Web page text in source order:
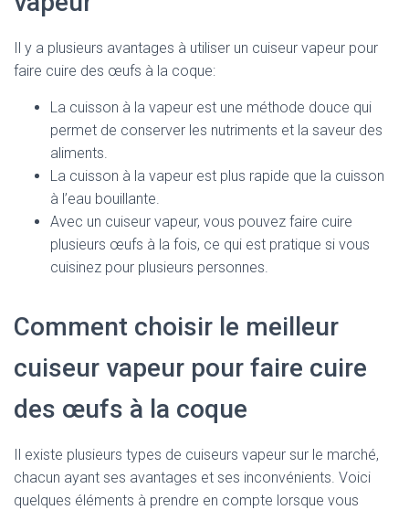
Il y a plusieurs avantages à utiliser un cuiseur vapeur pour
faire cuire des œufs à la coque:
La cuisson à la vapeur est une méthode douce qui
permet de conserver les nutriments et la saveur des
aliments.
La cuisson à la vapeur est plus rapide que la cuisson
à l’eau bouillante.
Avec un cuiseur vapeur, vous pouvez faire cuire
plusieurs œufs à la fois, ce qui est pratique si vous
cuisinez pour plusieurs personnes.
Comment choisir le meilleur
cuiseur vapeur pour faire cuire
des œufs à la coque
Il existe plusieurs types de cuiseurs vapeur sur le marché,
chacun ayant ses avantages et ses inconvénients. Voici
quelques éléments à prendre en compte lorsque vous